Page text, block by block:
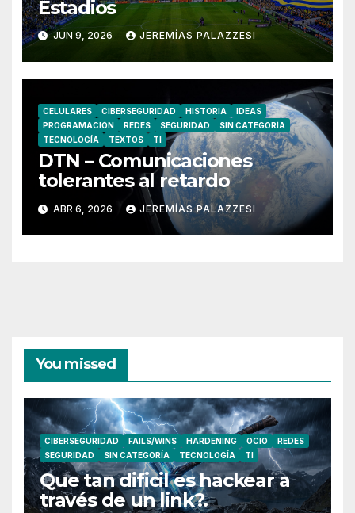
Estadios
JUN 9, 2026 JEREMÍAS PALAZZESI
CELULARES CIBERSEGURIDAD HISTORIA
IDEAS
PROGRAMACIÓN
REDES SEGURIDAD
SIN CATEGORÍA
TECNOLOGÍA
TEXTOS TI
DTN – Comunicaciones
tolerantes al retardo
ABR 6, 2026 JEREMÍAS PALAZZESI
You missed
CIBERSEGURIDAD FAILS/WINS HARDENING OCIO
REDES
SEGURIDAD
SIN CATEGORÍA TECNOLOGÍA TI
Que tan dificil es hackear a
través de un link?.